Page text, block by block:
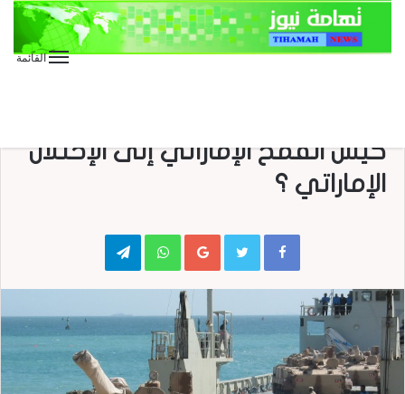
القائمة
كيس القمح الإماراتي إلى الإحتلال
الإماراتي ؟
Google+
WhatsApp
Telegram